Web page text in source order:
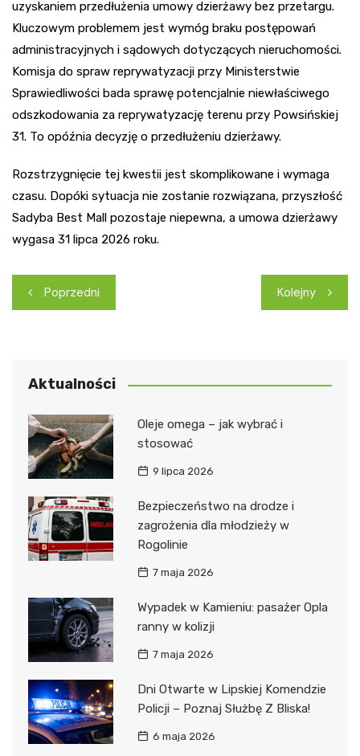
uzyskaniem przedłużenia umowy dzierżawy bez przetargu.
Kluczowym problemem jest wymóg braku postępowań
administracyjnych i sądowych dotyczących nieruchomości.
Komisja do spraw reprywatyzacji przy Ministerstwie
Sprawiedliwości bada sprawę potencjalnie niewłaściwego
odszkodowania za reprywatyzację terenu przy Powsińskiej
31. To opóźnia decyzję o przedłużeniu dzierżawy.
Rozstrzygnięcie tej kwestii jest skomplikowane i wymaga
czasu. Dopóki sytuacja nie zostanie rozwiązana, przyszłość
Sadyba Best Mall pozostaje niepewna, a umowa dzierżawy
wygasa 31 lipca 2026 roku.
Nawigacja
wpisu
Poprzedni Kolejny
Aktualności
Oleje omega – jak wybrać i
stosować
9 lipca 2026
Bezpieczeństwo na drodze i
zagrożenia dla młodzieży w
Rogolinie
7 maja 2026
Wypadek w Kamieniu: pasażer Opla
ranny w kolizji
7 maja 2026
Dni Otwarte w Lipskiej Komendzie
Policji – Poznaj Służbę Z Bliska!
6 maja 2026